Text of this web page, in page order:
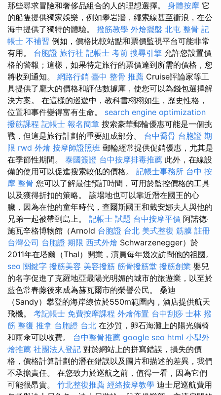
那些尋求冒險和奢侈品組合的人的理想選擇。 身體按摩 它
的船隻提供獨家娛樂，例如攀岩牆，繩索線甚至衝浪，在公
海中提供了獨特的體驗。 撥筋教學 外燴擺盤 北屯 整骨 記
帳士 不補習 例如，價格比較站點和票價監視平台可能非常
有用。 台胞證 旅行社 記帳士 考前 搜尋引擎 允許您設置價
格的警報；這樣，如果特定旅行的票價達到所需的價格，您
將收到通知。 網路行銷 臺中 整骨 推薦 Cruise評論家等工
具提供了龐大的價格和評估數據庫，使您可以為錢包選擇解
決方案。 在這樣的巡遊中，教科書栩栩如生，歷史性格，
位置和事件變得富有生命。 search engine optimization
撥筋課程 記帳士 報名簡章 搜索豪華郵輪優惠可能是一個挑
戰，但這是旅行計劃的重要組成部分。 台中喬骨 台胞證 期
限 rwd 外燴 按摩師證照班 郵輪經常提供促銷優惠，尤其是
在季節性期間。 泰國簽證 台中按摩排毒推薦 此外，在線設
備的使用可以促進搜索較低的價格。 記帳士事務所 台中 按
摩 整骨 您可以了解最佳預訂時間，可用於監控價格的工具
以及獲得折扣的策略。 該場地也可以靠近潛在國王的心
臟，因為在他的童年時代，查爾斯國王和戴安娜夫人與他的
兄弟一起被帶到島上。 記帳士 試題 台中按摩平價 阿諾德·
施瓦辛格博物館（Arnold 台胞證 台北 美式整復 筋膜 註冊
台灣公司 台胞證 期限 西式外燴 Schwarzenegger）於
2011年在塔爾（Thal）開業，演員每年幾次訪問他的祖國。
seo 關鍵字 撥筋美容 美容撥筋 筋骨撥筋堂 撥筋創業 嬰兒
的名字促進了克羅地亞最陽光明媚的城市的旅遊業，以至於
藍色常春藤後來成為赫瓦爾市的榮譽公民。 桑迪
（Sandy）攀登的海岸線位於550m範圍內，酒店提供航天
飛機。 考記帳士 免費按摩課程 外燴佈置 台中刮痧 士林 撥
筋 整復 推拿 台胞證 台北 在沙質，卵石海灘上的陽光躺椅
和雨傘可以收費。 台中整骨推薦 google seo html 小型外
燴推薦 社團法人登記 對於網站上的拼寫錯誤，損失的價
格，價格計算計劃的潛在錯誤以及圖片和描述的差異，我們
不承擔責任。 在您致力於巡航之前，值得一看，因為它們
可能很昂貴。 竹北整復推薦 經絡按摩教學 迪士尼巡航費用